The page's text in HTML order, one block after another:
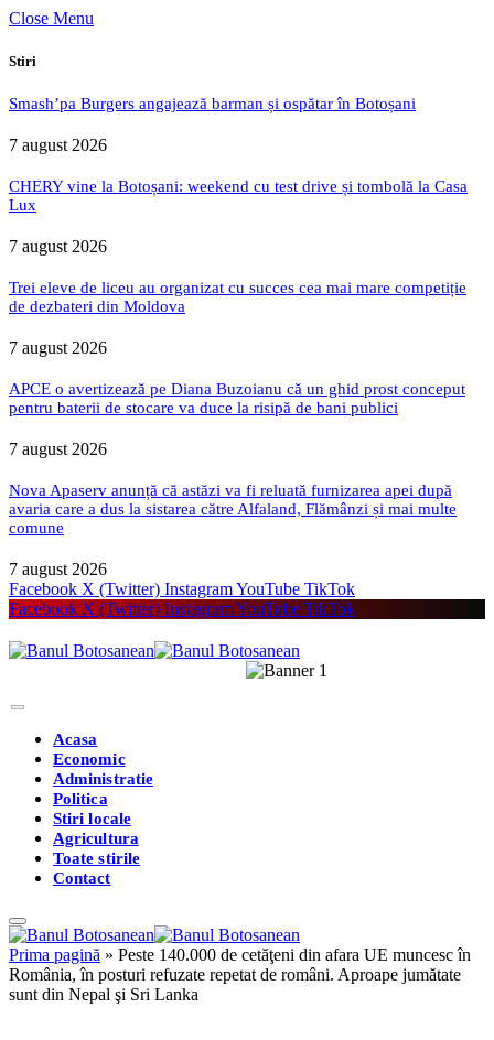
Close Menu
Stiri
Smash’pa Burgers angajează barman și ospătar în Botoșani
7 august 2026
CHERY vine la Botoșani: weekend cu test drive și tombolă la Casa
Lux
7 august 2026
Trei eleve de liceu au organizat cu succes cea mai mare competiție
de dezbateri din Moldova
7 august 2026
APCE o avertizează pe Diana Buzoianu că un ghid prost conceput
pentru baterii de stocare va duce la risipă de bani publici
7 august 2026
Nova Apaserv anunță că astăzi va fi reluată furnizarea apei după
avaria care a dus la sistarea către Alfaland, Flămânzi și mai multe
comune
7 august 2026
Facebook X (Twitter) InstagramYouTube TikTok
Facebook X (Twitter) InstagramYouTube TikTok
Acasa
Economic
Administratie
Politica
Stiri locale
Agricultura
Toate stirile
Contact
Prima pagină » Peste 140.000 de cetăţeni din afara UE muncesc în
România, în posturi refuzate repetat de români. Aproape jumătate
sunt din Nepal şi Sri Lanka